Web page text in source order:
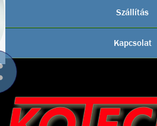
Szállítás
Kapcsolat